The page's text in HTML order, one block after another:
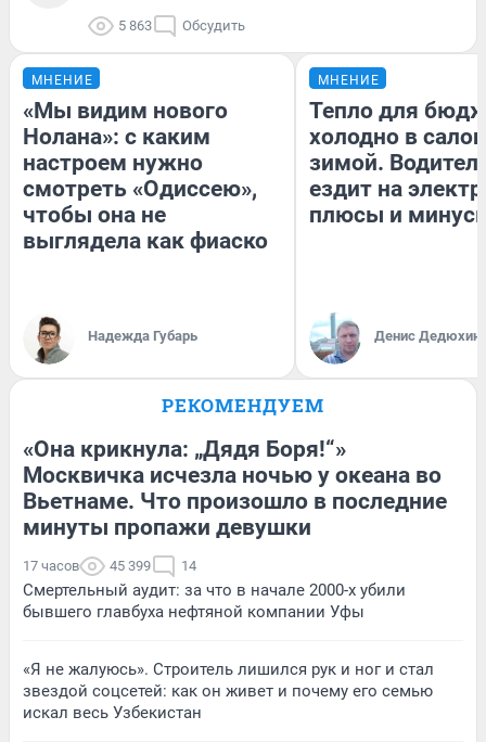
5 863 Обсудить
МНЕНИЕ
«Мы видим нового
Нолана»: с каким
настроем нужно
смотреть «Одиссею»,
чтобы она не
выглядела как фиаско
Надежда Губарь
МНЕНИЕ
Тепло для
холодно в
зимой.
ездит на
плюсы и
Денис Дедюхин
РЕКОМЕНДУЕМ
«Она крикнула: „Дядя Боря!“»
Москвичка исчезла ночью у океана во
Вьетнаме. Что произошло в последние
минуты пропажи девушки
17 часов 45 399 14
Смертельный аудит: за что в начале 2000-х убили
бывшего главбуха нефтяной компании Уфы
«Я не жалуюсь». Строитель лишился рук и ног и стал
звездой соцсетей: как он живет и почему его семью
искал весь Узбекистан